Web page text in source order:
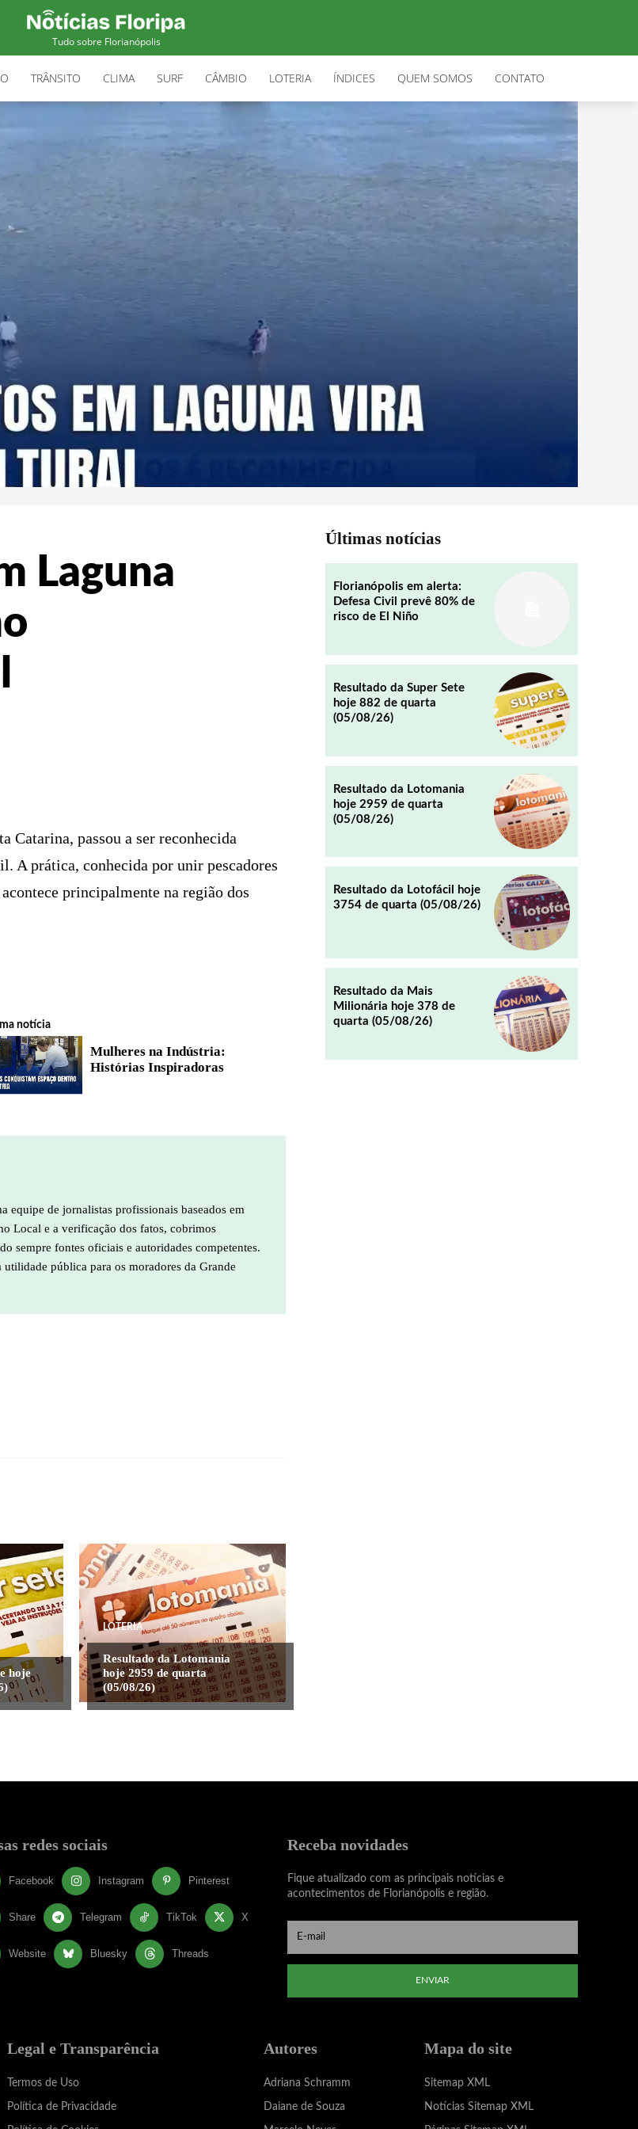
Tudo sobre Florianópolis
TRÂNSITO CLIMA SURF CÂMBIO LOTERIA ÍNDICES QUEM SOMOS CONTATO
Laguna
Catarina, passou a ser reconhecida
prática, conhecida por unir pescadores
principalmente na região dos
notícia
Mulheres na Indústria:
Histórias Inspiradoras
equipe de jornalistas profissionais baseados em
Local e a verificação dos fatos, cobrimos
sempre fontes oficiais e autoridades competentes.
pública para os moradores da Grande
hoje
LOTERIA
Resultado da Lotomania
hoje 2959 de quarta
(05/08/26)
Últimas notícias
Florianópolis em alerta:
Defesa Civil prevê 80% de
risco de El Niño
Resultado da Super Sete
hoje 882 de quarta
(05/08/26)
Resultado da Lotomania
hoje 2959 de quarta
(05/08/26)
Resultado da Lotofácil hoje
3754 de quarta (05/08/26)
Resultado da Mais
Milionária hoje 378 de
quarta (05/08/26)
redes sociais
Facebook Instagram Pinterest
Share Telegram TikTok X
Website Bluesky Threads
Receba novidades
Fique atualizado com as principais notícias e
acontecimentos de Florianópolis e região.
ENVIAR
Legal e Transparência
Termos de Uso
Política de Privacidade
Autores
Adriana Schramm
Daiane de Souza
Mapa do site
Sitemap XML
Notícias Sitemap XML